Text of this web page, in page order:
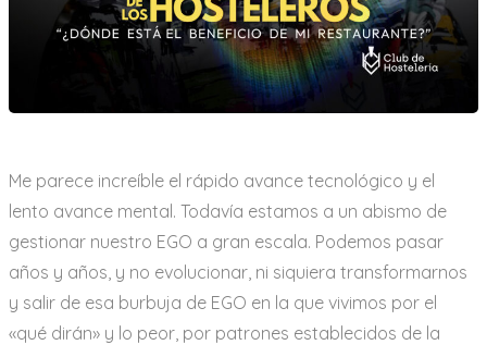
Me parece increíble el rápido avance tecnológico y el
lento avance mental. Todavía estamos a un abismo de
gestionar nuestro EGO a gran escala. Podemos pasar
años y años, y no evolucionar, ni siquiera transformarnos
y salir de esa burbuja de EGO en la que vivimos por el
«qué dirán» y lo peor, por patrones establecidos de la